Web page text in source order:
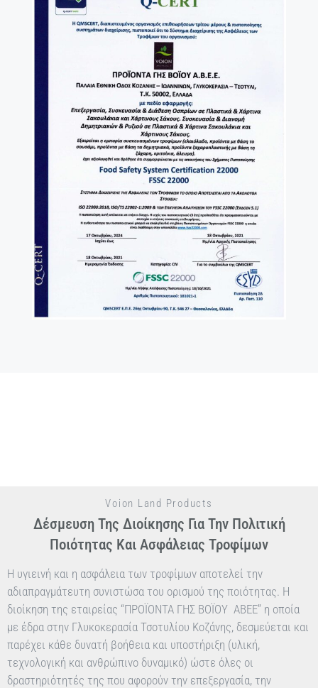
Voion Land Products
Δέσμευση Της Διοίκησης Για Την Πολιτική
Ποιότητας Και Ασφάλειας Τροφίμων
Η υγιεινή και η ασφάλεια των τροφίμων αποτελεί την
αδιαπραγμάτευτη συνιστώσα του ορισμού της ποιότητας. Η
διοίκηση της εταιρείας ‘‘ΠΡΟΪΟΝΤΑ ΓΗΣ ΒΟΪΟΥ ΑΒΕΕ’’ η οποία
με έδρα στην Γλυκοκερασία Τσοτυλίου Κοζάνης, δεσμεύεται και
παρέχει κάθε δυνατή βοήθεια και υποστήριξη (υλική,
τεχνολογική και ανθρώπινο δυναμικό) ώστε όλες οι
δραστηριότητές της που αφορούν την επεξεργασία, την